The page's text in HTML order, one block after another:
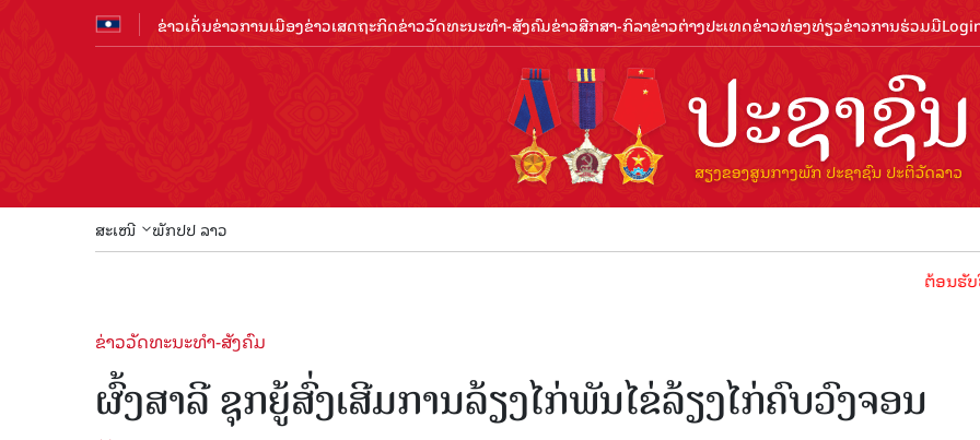
ຂ່າວເດັ່ນຂ່າວການເມືອງຂ່າວເສດຖະກິດຂ່າວວັດທະນະທຳ-ສັງຄົມຂ່າວສືກສາ-ກິລາຂ່າວຕ່າງປະເທດຂ່າວທ່ອງທ່ຽວຂ່າວການຮ່ວມມື
ສະເໜີ ພັກປປ ລາວ
ຕ້ອນຮັບປີທ່ອງ
ຂ່າວວັດທະນະທຳ-ສັງຄົມ
ຜົ້ງສາລີ ຊຸກຍູ້ສົ່ງເສີມການລ້ຽງໄກ່ພັນໄຂ່ລ້ຽງໄກ່ຄົບວົງຈອນ